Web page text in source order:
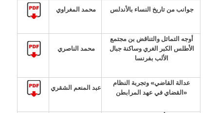
محمد المغراوي جوانب من تاريخ النساء بالأندلس
محمد الناصري
أوجه التماثل والتناقض بن مجتمع
الأطلس الكبر الغري وساكنة جبال
الألب بفرنسا
عبد المنعم الشقري
عدالة القاضي» وتجربة النظام
القضاي في عهد المرابطن»